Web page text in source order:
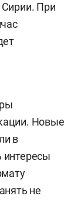
Сирии. При
Новые
в
не